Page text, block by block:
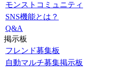
モンストコミュニティ
SNS機能とは？
Q&A
掲示板
フレンド募集板
自動マルチ募集掲示板